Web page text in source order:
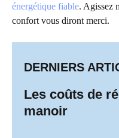
énergétique fiable. Agissez
confort vous diront merci.
DERNIERS
Les coûts de
manoir